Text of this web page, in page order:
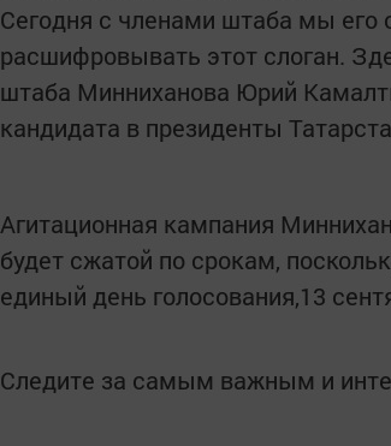
Сегодня с членами штаба мы его
расшифровывать этот слоган.
штаба Минниханова Юрий
кандидата в президенты
Агитационная кампания
будет сжатой по срокам,
единый день голосования,13
Следите за самым важным и